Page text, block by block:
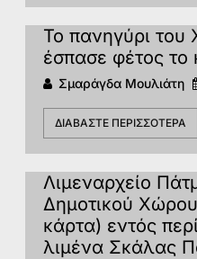
Το πανηγύρι του
έσπασε φέτος το
Σμαράγδα Μουλιάτη
ΔΙΑΒΆΣΤΕ ΠΕΡΙΣΣΌΤΕΡΑ
Λιμεναρχείο
Δημοτικού
κάρτα) εντός
λιμένα Σκάλας